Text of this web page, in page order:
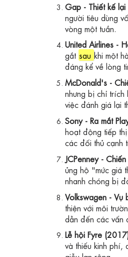
Gap - Thiết kế
người tiêu dùng
vòng một tuần.
United Airlines -
gắt sau khi một
đáng kể về lòng
McDonald's -
nhưng bị chỉ trích
việc đánh giá lại
Sony - Ra mắt
hoạt động tiếp
các đối thủ cạnh
JCPenney -
ủng hộ "mức giá
nhanh chóng bị
Volkswagen -
thiện với môi
dẫn đến các vấn
Lễ hội Fyre
và thiếu kinh phí,